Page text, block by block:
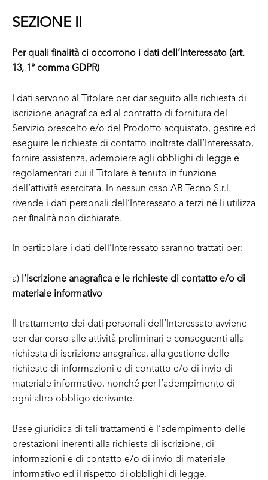
SEZIONE II
Per quali finalità ci occorrono i dati dell’Interessato (art.
13, 1° comma GDPR)
I dati servono al Titolare per dar seguito alla richiesta di
iscrizione anagrafica ed al contratto di fornitura del
Servizio prescelto e/o del Prodotto acquistato, gestire ed
eseguire le richieste di contatto inoltrate dall’Interessato,
fornire assistenza, adempiere agli obblighi di legge e
regolamentari cui il Titolare è tenuto in funzione
dell’attività esercitata. In nessun caso AB Tecno S.r.l.
rivende i dati personali dell’Interessato a terzi né li utilizza
per finalità non dichiarate.
In particolare i dati dell’Interessato saranno trattati per:
a) l’iscrizione anagrafica e le richieste di contatto e/o di
materiale informativo
Il trattamento dei dati personali dell’Interessato avviene
per dar corso alle attività preliminari e conseguenti alla
richiesta di iscrizione anagrafica, alla gestione delle
richieste di informazioni e di contatto e/o di invio di
materiale informativo, nonché per l’adempimento di
ogni altro obbligo derivante.
Base giuridica di tali trattamenti è l’adempimento delle
prestazioni inerenti alla richiesta di iscrizione, di
informazioni e di contatto e/o di invio di materiale
informativo ed il rispetto di obblighi di legge.